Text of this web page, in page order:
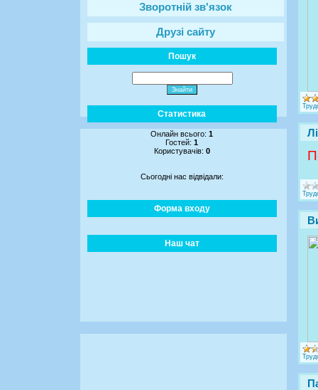
Зворотній зв'язок
Друзі сайту
Пошук
Статистика
Онлайн всього:1
Гостей:1
Користувачів: 0
Сьогодні нас відвідали:
Форма входу
Наш чат